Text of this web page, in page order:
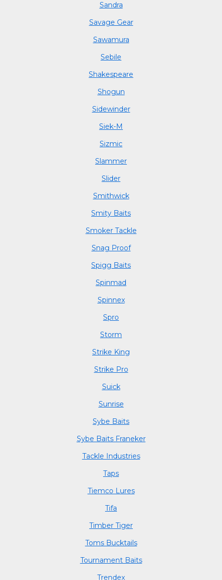
Sandra
Savage Gear
Sawamura
Sebile
Shakespeare
Shogun
Sidewinder
Siek-M
Sizmic
Slammer
Slider
Smithwick
Smity Baits
Smoker Tackle
Snag Proof
Spigg Baits
Spinmad
Spinnex
Spro
Storm
Strike King
Strike Pro
Suick
Sunrise
Sybe Baits
Sybe Baits Franeker
Tackle Industries
Taps
Tiemco Lures
Tifa
Timber Tiger
Toms Bucktails
Tournament Baits
Trendex